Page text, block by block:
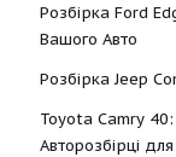
Розбірка Ford
Вашого Авто
Розбірка Jeep
Toyota Camry
Авторозбірці